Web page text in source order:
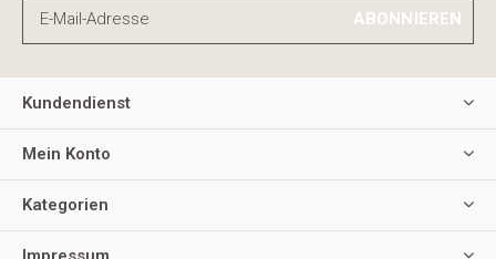
ABONNIEREN
Kundendienst
Mein Konto
Kategorien